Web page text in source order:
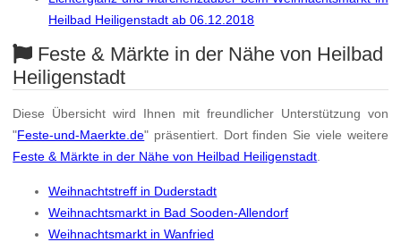
Heilbad Heiligenstadt ab 06.12.2018
Feste & Märkte in der Nähe von Heilbad
Heiligenstadt
Diese Übersicht wird Ihnen mit freundlicher Unterstützung von
"Feste-und-Maerkte.de" präsentiert. Dort finden Sie viele weitere
Feste & Märkte in der Nähe von Heilbad Heiligenstadt.
Weihnachtstreff in Duderstadt
Weihnachtsmarkt in Bad Sooden-Allendorf
Weihnachtsmarkt in Wanfried